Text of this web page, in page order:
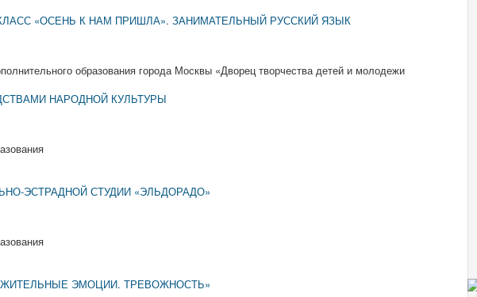
«ОСЕНЬ К НАМ ПРИШЛА». ЗАНИМАТЕЛЬНЫЙ РУССКИЙ ЯЗЫК
образования города Москвы «Дворец творчества детей и молодежи
НАРОДНОЙ КУЛЬТУРЫ
ЭСТРАДНОЙ СТУДИИ «ЭЛЬДОРАДО»
ЭМОЦИИ. ТРЕВОЖНОСТЬ»